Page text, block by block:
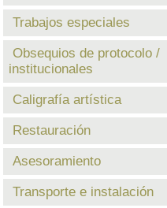
Trabajos especiales
Obsequios de protocolo /
institucionales
Caligrafía artística
Restauración
Asesoramiento
Transporte e instalación